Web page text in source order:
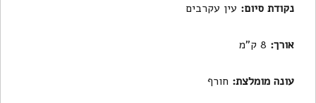
נקודת סיום: עין עקרבים
אורך: 8 ק"מ
עונה מומלצת: חורף